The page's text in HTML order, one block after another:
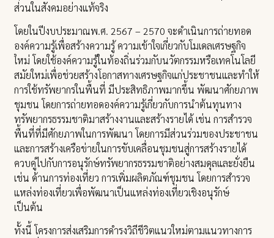
ส่วนในสังคมอย่างแท้จริง
โดยในปีงบประมาณพ.ศ. 2567 – 2570 จะดำเนินการถ่ายทอด
องค์ความรู้เพื่อสร้างความรู้ ความเข้าใจเกี่ยวกับโมเดลเศรษฐกิจ
ใหม่ โดยใช้องค์ความรู้ในท้องถิ่นร่วมกับนวัตกรรมหรือเทคโนโลยี
สมัยใหม่เพื่อช่วยสร้างโอกาสทางเศรษฐกิจแก่ประชาชนและทำให้
การใช้ทรัพยากรในพื้นที่ มีประสิทธิภาพมากขึ้น พัฒนาศักยภาพ
ชุมชน โดยการถ่ายทอดองค์ความรู้เกี่ยวกับการนำต้นทุนทาง
ทรัพยากรธรรมชาติมาสร้างงานและสร้างรายได้ เช่น การสำรวจ
พื้นที่ที่มีศักยภาพในการพัฒนา โดยการมีส่วนร่วมของประชาชน
และการสร้างเครือข่ายในการขับเคลื่อนชุมชนสู่การสร้างรายได้
ควบคู่ไปกับการอนุรักษ์ทรัพยากรธรรมชาติอย่างสมดุลและยั่งยืน
เช่น ด้านการท่องเที่ยว การเพิ่มผลิตภัณฑ์ชุมชน โดยการสำรวจ
แหล่งท่องเที่ยวเพื่อพัฒนาเป็นแหล่งท่องเที่ยวเชิงอนุรักษ์
เป็นต้น
ทั้งนี้ โครงการส่งเสริมการดำรงวิถีชีวิตแนวใหม่ตามแนวทางการ